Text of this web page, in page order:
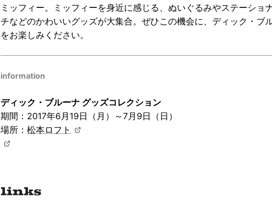
ミッフィー。ミッフィーを身近に感じる、ぬいぐるみやステーショ
チなどのかわいいグッズが大集合。ぜひこの機会に、ディック・ブ
をお楽しみください。
information
ディック・ブルーナ グッズコレクション
期間：2017年6月19日（月）～7月9日（日）
場所： 松本ロフト